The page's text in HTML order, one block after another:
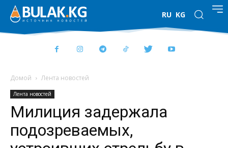
RU KG
Домой Лента новостей
Лента новостей
Милиция задержала
подозреваемых,